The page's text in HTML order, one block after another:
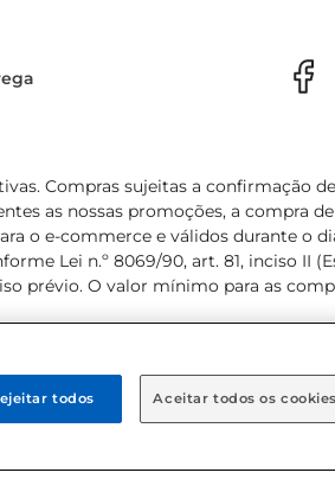
Compras sujeitas a confirmação
as nossas promoções, a compra
o e-commerce e válidos durante o
Lei n.º 8069/90, art. 81, inciso II
prévio. O valor mínimo para as
todos Aceitar todos os cookies